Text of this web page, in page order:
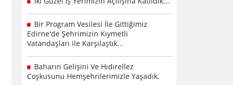
Bir Program Vesilesi İle Gittiğimiz
Edirne'de Şehrimizin Kıymetli
Vatandaşları ile Karşılaştık...
Baharın Gelişini Ve Hıdırellez
Coşkusunu Hemşehrilerimizle Yaşadık.